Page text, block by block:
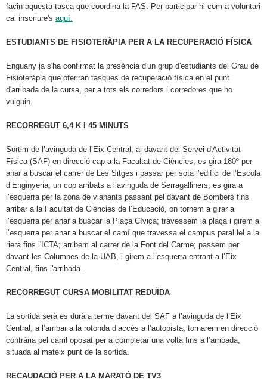
facin aquesta tasca que coordina la FAS. Per participar-hi com a voluntari
cal inscriure's aquí.
ESTUDIANTS DE FISIOTERÀPIA PER A LA RECUPERACIÓ FÍSICA
Enguany ja s'ha confirmat la presència d'un grup d'estudiants del Grau de
Fisioteràpia que oferiran tasques de recuperació física en el punt
d'arribada de la cursa, per a tots els corredors i corredores que ho
vulguin.
RECORREGUT 6,4 K I 45 MINUTS
Sortim de l’avinguda de l’Eix Central, al davant del Servei d'Activitat
Física (SAF) en direcció cap a la Facultat de Ciències; es gira 180º per
anar a buscar el carrer de Les Sitges i passar per sota l’edifici de l’Escola
d’Enginyeria; un cop arribats a l’avinguda de Serragalliners, es gira a
l’esquerra per la zona de vianants passant pel davant de Bombers fins
arribar a la Facultat de Ciències de l’Educació, on tornem a girar a
l’esquerra per anar a buscar la Plaça Cívica; travessem la plaça i girem a
l’esquerra per anar a buscar el camí que travessa el campus paral.lel a la
riera fins l'ICTA; arribem al carrer de la Font del Carme; passem per
davant les Columnes de la UAB, i girem a l’esquerra entrant a l’Eix
Central, fins l'arribada.
RECORREGUT CURSA MOBILITAT REDUÏDA
La sortida serà es durà a terme davant del SAF a l’avinguda de l’Eix
Central, a l’arribar a la rotonda d’accés a l’autopista, tornarem en direcció
contrària pel carril oposat per a completar una volta fins a l’arribada,
situada al mateix punt de la sortida.
RECAUDACIÓ PER A LA MARATÓ DE TV3